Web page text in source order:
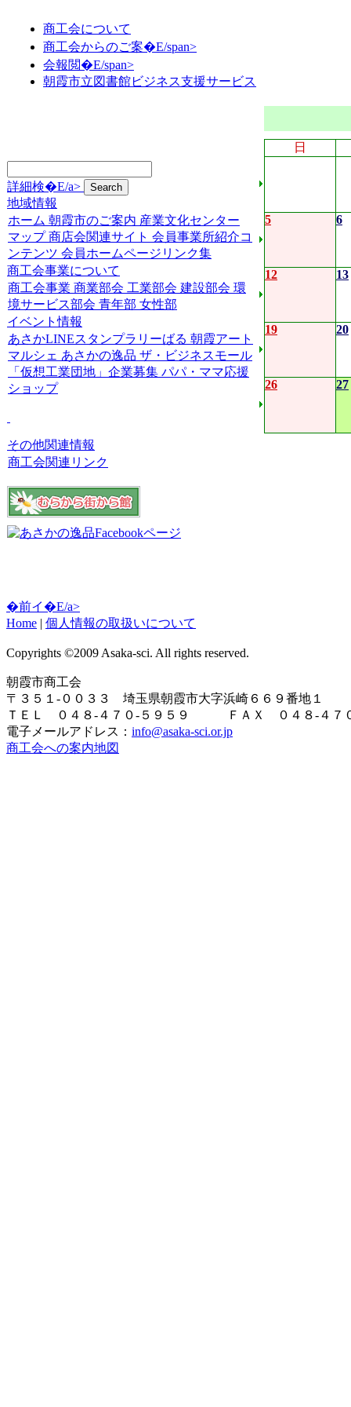
商工会について
商工会からのご案�E/span>
会報閲�E/span>
朝霞市立図書館ビジネス支援サービス
詳細検�E/a>
地域情報
ホーム 朝霞市のご案内 産業文化センター
マップ 商店会関連サイト 会員事業所紹介コ
ンテンツ 会員ホームページリンク集
商工会事業について
商工会事業 商業部会 工業部会 建設部会 環
境サービス部会 青年部 女性部
イベント情報
あさかLINEスタンプラリーばる 朝霞アート
マルシェ あさかの逸品 ザ・ビジネスモール
「仮想工業団地」企業募集 パパ・ママ応援
ショップ
その他関連情報
商工会関連リンク
日
5 6
12 13
19 20
26 27
�前イ�E/a>
Home | 個人情報の取扱いについて
Copyrights ©2009 Asaka-sci. All rights reserved.
朝霞市商工会
〒３５１-００３３ 埼玉県朝霞市大字浜崎６６９番地１
ＴＥＬ ０４８-４７０-５９５９ ＦＡＸ ０４８-４７
電子メールアドレス： info@asaka-sci.or.jp
商工会への案内地図